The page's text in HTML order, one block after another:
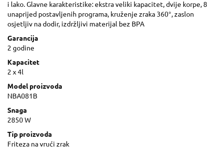
i lako. Glavne karakteristike: ekstra veliki kapacitet, dvije korpe, 8
unaprijed postavljenih programa, kruženje zraka 360°, zaslon
osjetljiv na dodir, izdržljivi materijal bez BPA
Garancija
2 godine
Kapacitet
2 x 4l
Model proizvoda
NBA081B
Snaga
2850 W
Tip proizvoda
Friteza na vrući zrak